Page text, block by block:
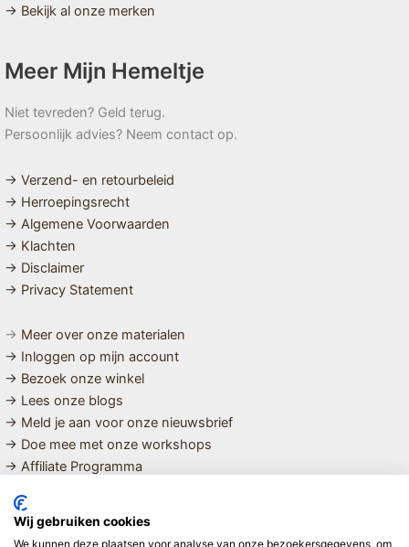
→ Bekijk al onze merken
Meer Mijn Hemeltje
Niet tevreden? Geld terug.
Persoonlijk advies? Neem contact op.
→ Verzend- en retourbeleid
→ Herroepingsrecht
→ Algemene Voorwaarden
→ Klachten
→ Disclaimer
→ Privacy Statement
→ Meer over onze materialen
→ Inloggen op mijn account
→ Bezoek onze winkel
→ Lees onze blogs
→ Meld je aan voor onze nieuwsbrief
→ Doe mee met onze workshops
→ Affiliate Programma
MET LIEFDE SAMENGESTELDE
BIOLOGISCHE EN DUURZAME PRODUCTEN VOOR HET HELE
Wij gebruiken cookies
We kunnen deze plaatsen voor analyse van onze bezoekersgegevens, om